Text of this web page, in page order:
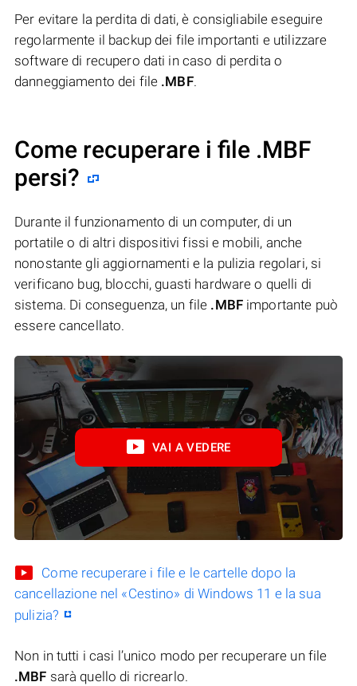
Per evitare la perdita di dati, è consigliabile eseguire
regolarmente il backup dei file importanti e utilizzare
software di recupero dati in caso di perdita o
danneggiamento dei file .MBF.
Come recuperare i file .MBF
persi?
Durante il funzionamento di un computer, di un
portatile o di altri dispositivi fissi e mobili, anche
nonostante gli aggiornamenti e la pulizia regolari, si
verificano bug, blocchi, guasti hardware o quelli di
sistema. Di conseguenza, un file .MBFimportante può
essere cancellato.
VAI A VEDERE
Come recuperare i file e le cartelle dopo la
cancellazione nel «Cestino» di Windows 11 e la sua
pulizia?
Non in tutti i casi l’unico modo per recuperare un file
.MBF sarà quello di ricrearlo.